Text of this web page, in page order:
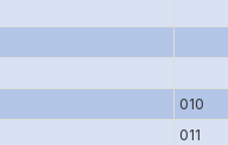
010
011